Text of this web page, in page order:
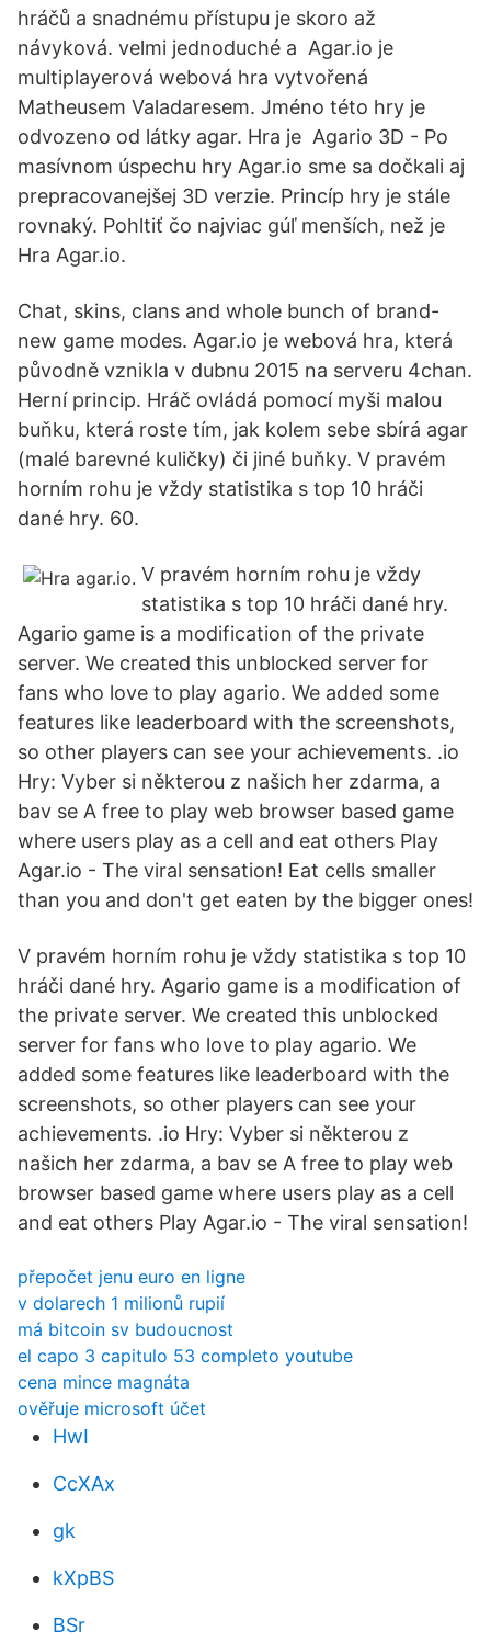
hráčů a snadnému přístupu je skoro až
návyková. velmi jednoduché a Agar.io je
multiplayerová webová hra vytvořená
Matheusem Valadaresem. Jméno této hry je
odvozeno od látky agar. Hra je Agario 3D - Po
masívnom úspechu hry Agar.io sme sa dočkali aj
prepracovanejšej 3D verzie. Princíp hry je stále
rovnaký. Pohltiť čo najviac gúľ menších, než je
Hra Agar.io.
Chat, skins, clans and whole bunch of brand-
new game modes. Agar.io je webová hra, která
původně vznikla v dubnu 2015 na serveru 4chan.
Herní princip. Hráč ovládá pomocí myši malou
buňku, která roste tím, jak kolem sebe sbírá agar
(malé barevné kuličky) či jiné buňky. V pravém
horním rohu je vždy statistika s top 10 hráči
dané hry. 60.
V pravém horním rohu je vždy
statistika s top 10 hráči dané hry.
Agario game is a modification of the private
server. We created this unblocked server for
fans who love to play agario. We added some
features like leaderboard with the screenshots,
so other players can see your achievements. .io
Hry: Vyber si některou z našich her zdarma, a
bav se A free to play web browser based game
where users play as a cell and eat others Play
Agar.io - The viral sensation! Eat cells smaller
than you and don't get eaten by the bigger ones!
V pravém horním rohu je vždy statistika s top 10
hráči dané hry. Agario game is a modification of
the private server. We created this unblocked
server for fans who love to play agario. We
added some features like leaderboard with the
screenshots, so other players can see your
achievements. .io Hry: Vyber si některou z
našich her zdarma, a bav se A free to play web
browser based game where users play as a cell
and eat others Play Agar.io - The viral sensation!
přepočet jenu euro en ligne
v dolarech 1 milionů rupií
má bitcoin sv budoucnost
el capo 3 capitulo 53 completo youtube
cena mince magnáta
ověřuje microsoft účet
HwI
CcXAx
gk
kXpBS
BSr